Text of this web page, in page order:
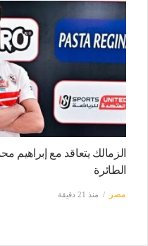
الزمالك يتعاقد مع إبراهيم
الطائرة
مصر منذ 21 دقيقة